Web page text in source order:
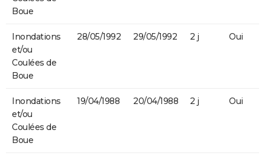
Boue
Inondations
et/ou
Coulées de
Boue
28/05/1992 29/05/1992 2 j Oui
Inondations
et/ou
Coulées de
Boue
19/04/1988 20/04/1988 2 j Oui